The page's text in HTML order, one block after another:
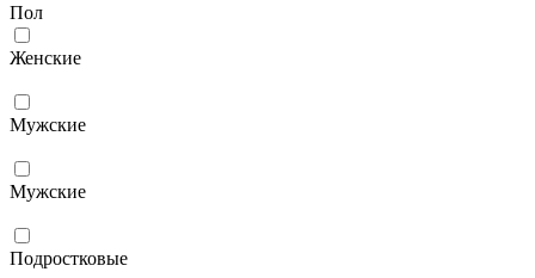
Пол
Женские
Мужcкие
Мужские
Подростковые